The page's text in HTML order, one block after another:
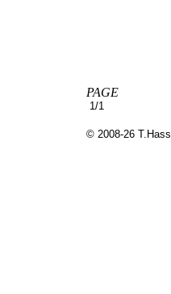
PAGE
1/1
© 2008-26 T.Hass